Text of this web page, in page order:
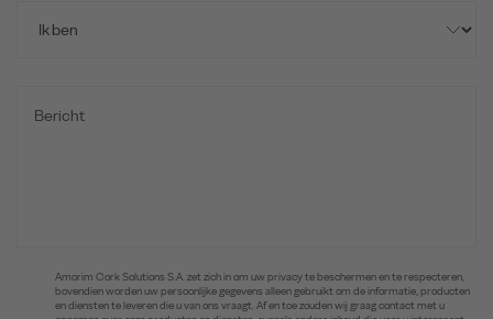
Amorim Cork Solutions S.A. zet zich in om uw privacy te beschermen en te respecteren,
bovendien worden uw persoonlijke gegevens alleen gebruikt om de informatie, producten
en diensten te leveren die u van ons vraagt. Af en toe zouden wij graag contact met u